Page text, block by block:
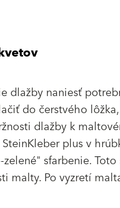
dlažby naniesť
do čerstvého
dlažby k
plus v
sfarbenie.
malty. Po vyzretí